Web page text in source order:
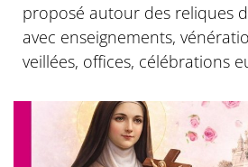
proposé autour des reliques
avec enseignements,
veillées, offices, célébrations